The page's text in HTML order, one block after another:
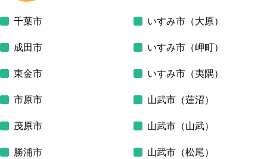
千葉市
成田市
東金市
市原市
茂原市
勝浦市
いすみ市（大原）
いすみ市（岬町）
いすみ市（夷隅）
山武市（蓮沼）
山武市（山武）
山武市（松尾）